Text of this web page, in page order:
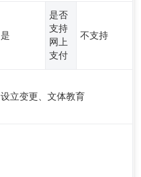
是
是否
支持
网上
支付
不支持
设立变更、文体教育